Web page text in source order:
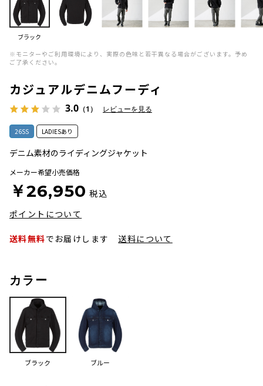
ブラック
※モニターやご利用環境により、実際の色味と若干異なる場合がございます。予め
ご了承ください。
26SS LADIESあり
デニム素材のライディングジャケット
カジュアルデニムフーディ
3.0 （1） レビューを見る
メーカー希望小売価格
￥26,950 税込
ポイントについて
送料無料でお届けします 送料について
カラー
ブラック ブルー